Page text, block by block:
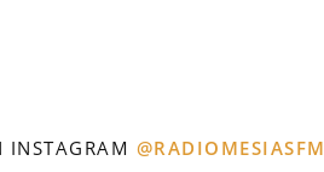
INSTAGRAM @RADIOMESIASFM